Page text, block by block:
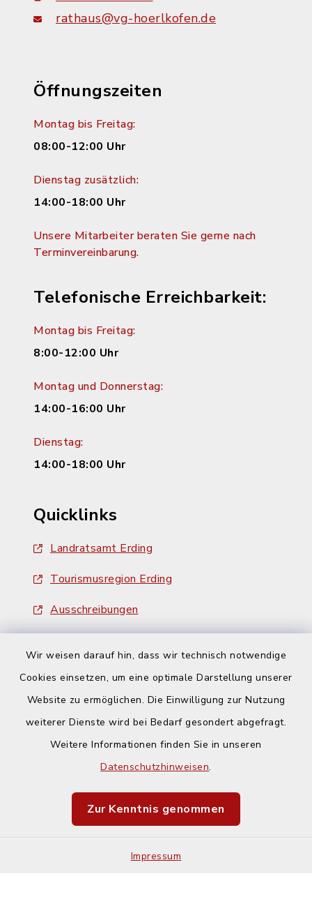
Wir weisen darauf hin, dass wir technisch notwendige
Cookies einsetzen, um eine optimale Darstellung unserer
Website zu ermöglichen. Die Einwilligung zur Nutzung
weiterer Dienste wird bei Bedarf gesondert abgefragt.
Weitere Informationen finden Sie in unseren
Datenschutzhinweisen.
Zur Kenntnis genommen
Impressum
rathaus@vg-hoerlkofen.de
Öffnungszeiten
Montag bis Freitag:
08:00-12:00 Uhr
Dienstag zusätzlich:
14:00-18:00 Uhr
Unsere Mitarbeiter beraten Sie gerne nach
Terminvereinbarung.
Telefonische Erreichbarkeit:
Montag bis Freitag:
8:00-12:00 Uhr
Montag und Donnerstag:
14:00-16:00 Uhr
Dienstag:
14:00-18:00 Uhr
Quicklinks
Landratsamt Erding
Tourismusregion Erding
Ausschreibungen
Barrierefreiheit
Impressum
Sitemap